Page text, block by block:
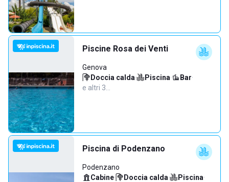
Piscine Rosa dei Venti
Genova
Doccia calda· Piscina· Bar·
e altri 3…
Piscina di Podenzano
Podenzano
Cabine· Doccia calda· Piscina·